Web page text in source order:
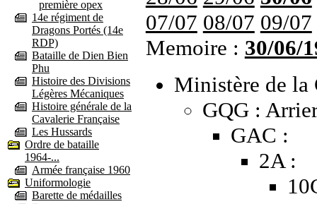
première opex
14e régiment de
Dragons Portés (14e
RDP)
Bataille de Dien Bien
Phu
Histoire des Divisions
Légères Mécaniques
Histoire générale de la
Cavalerie Française
Les Hussards
Ordre de bataille
1964-...
Armée française 1960
Uniformologie
Barette de médailles
07/07 08/07 09/07
Memoire : 30/06/
Ministère de la
GQG :
GAC :
2A :